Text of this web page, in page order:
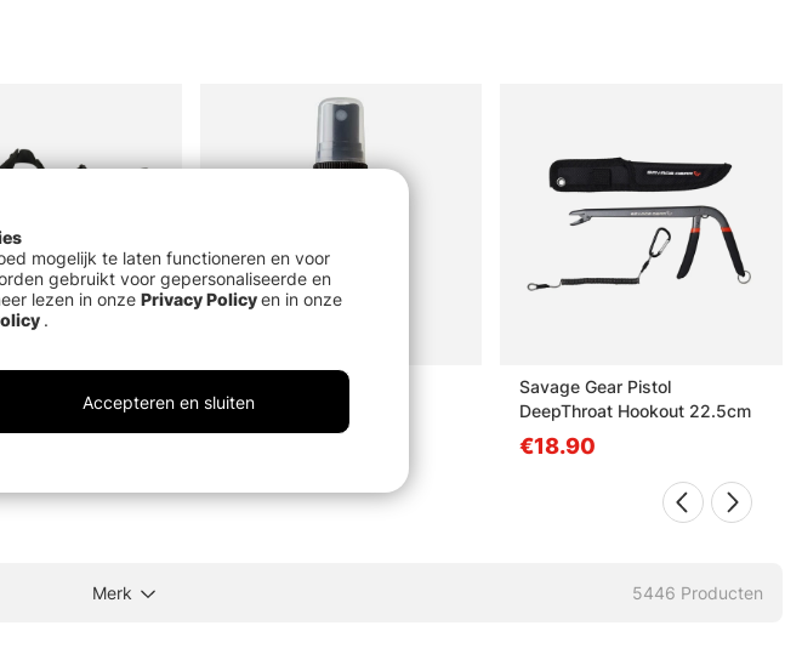
Hip Bag Loon Fly Spritz 2
Savage Gear Pistol
DeepThroat Hookout 22.5cm
€18.90
Merk 5446 Producten
mogelijk te laten functioneren en voor
gebruikt voor gepersonaliseerde en
lezen in onze Privacy Policy en in onze
.
Accepteren en sluiten